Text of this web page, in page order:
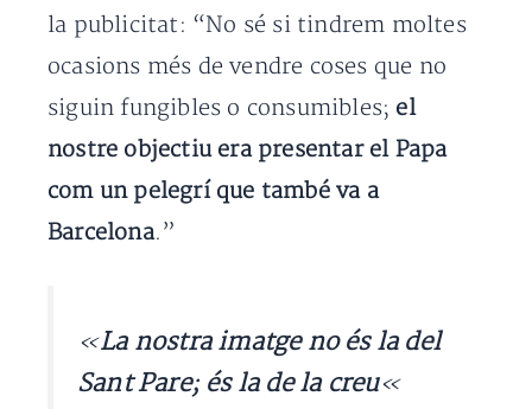
la publicitat: “No sé si tindrem moltes
ocasions més de vendre coses que no
siguin fungibles o consumibles; el
nostre objectiu era presentar el Papa
com un pelegrí que també va a
Barcelona.”
«La nostra imatge no és la del
Sant Pare; és la de la creu«